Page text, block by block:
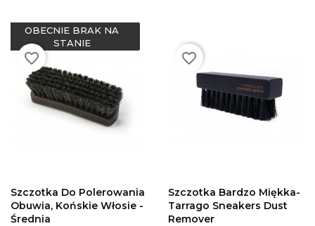
OBECNIE BRAK NA
STANIE
Szczotka Do Polerowania
Obuwia, Końskie Włosie -
Średnia
favorite_border
Szczotka Bardzo Miękka-
Tarrago Sneakers Dust
Remover
favorite_border